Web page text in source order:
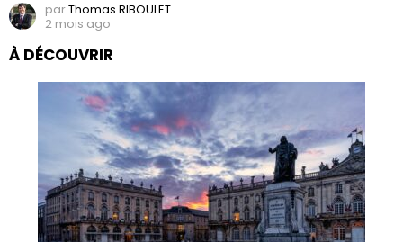
parThomas RIBOULET
2 mois ago
À DÉCOUVRIR